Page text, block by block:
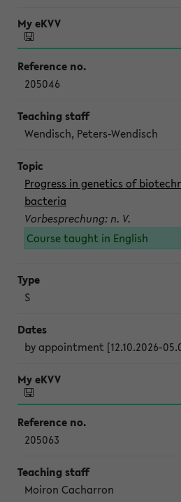
205046
Wendisch, Peters-Wendisch
Progress in genetics of
bacteria
Vorbesprechung: n. V.
Course taught in English
S
by appointment [12.10.2026-
205063
Moiron Cacharron